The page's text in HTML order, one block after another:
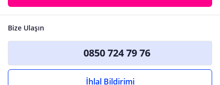
Bize Ulaşın
0850 724 79 76
İhlal Bildirimi